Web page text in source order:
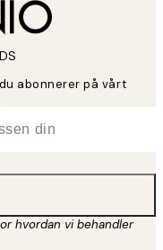
abonnerer på vårt
hvordan vi behandler